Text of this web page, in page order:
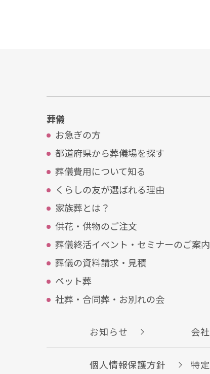
葬儀
お急ぎの⽅
都道府県から葬儀場を探す
葬儀費⽤について知る
くらしの友が選ばれる理由
家族葬とは？
供花・供物のご注⽂
葬儀終活イベント・セミナーのご案内
葬儀の資料請求・見積
ペット葬
社葬・合同葬・お別れの会
お知らせ 会
個人情報保護方針 特